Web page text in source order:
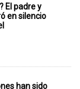
El padre y
en silencio
han sido